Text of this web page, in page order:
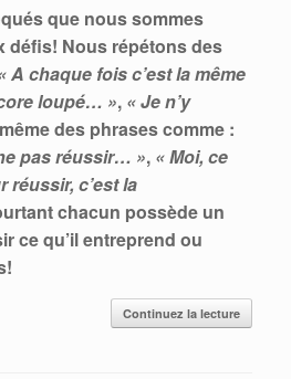
que nous sommes
défis! Nous répétons des
A chaque fois c’est la même
loupé… », « Je n’y
des phrases comme :
pas réussir… », « Moi, ce
réussir, c’est la
chacun possède un
ce qu’il entreprend ou
Continuez la lecture